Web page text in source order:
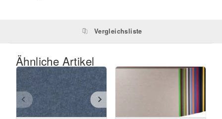
Vergleichsliste
Ähnliche Artikel